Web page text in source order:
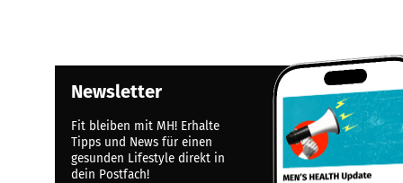
Newsletter
Fit bleiben mit MH! Erhalte
Tipps und News für einen
gesunden Lifestyle direkt in
dein Postfach!